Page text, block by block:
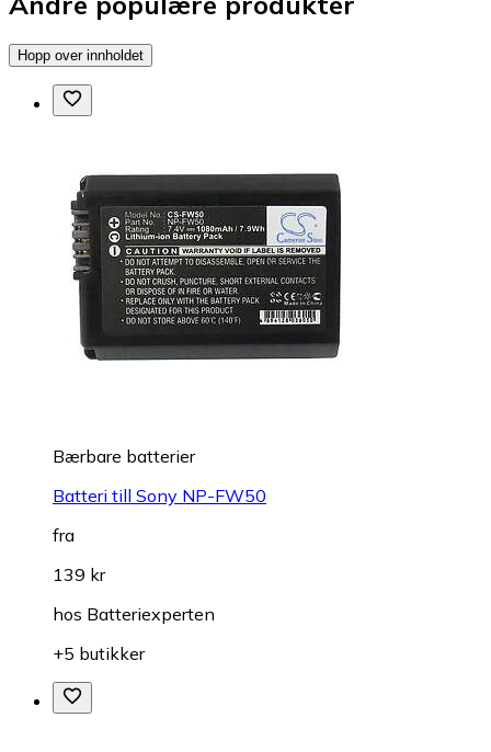
Hopp over innholdet
Bærbare batterier
Batteri till Sony NP-FW50
fra
139 kr
hos Batteriexperten
+5 butikker